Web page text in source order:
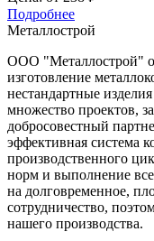
Подробнее
Металлострой
ООО "Металлострой"
изготовление
нестандартные
множество проектов,
добросовестный
эффективная система
производственного
норм и выполнение
на долговременное,
сотрудничество,
нашего производства.